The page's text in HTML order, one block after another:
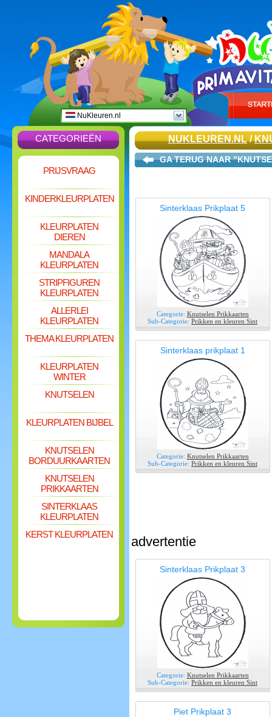
NuKleuren.nl
CATEGORIEËN
PRIJSVRAAG
KINDERKLEURPLATEN
KLEURPLATEN
DIEREN
MANDALA
KLEURPLATEN
STRIPFIGUREN
KLEURPLATEN
ALLERLEI
KLEURPLATEN
THEMA KLEURPLATEN
KLEURPLATEN
WINTER
KNUTSELEN
KLEURPLATEN BIJBEL
KNUTSELEN
BORDUURKAARTEN
KNUTSELEN
PRIKKAARTEN
SINTERKLAAS
KLEURPLATEN
KERST KLEURPLATEN
NUKLEUREN.NL/
GA TERUG NAAR
Sinterklaas Prikplaat 5
Categorie: Knutselen Prikkaarten
Sub-Categorie: Prikken en kleuren Sint
Sinterklaas prikplaat 1
Categorie: Knutselen Prikkaarten
Sub-Categorie: Prikken en kleuren Sint
advertentie
Sinterklaas Prikplaat 3
Categorie: Knutselen Prikkaarten
Sub-Categorie: Prikken en kleuren Sint
Piet Prikplaat 3